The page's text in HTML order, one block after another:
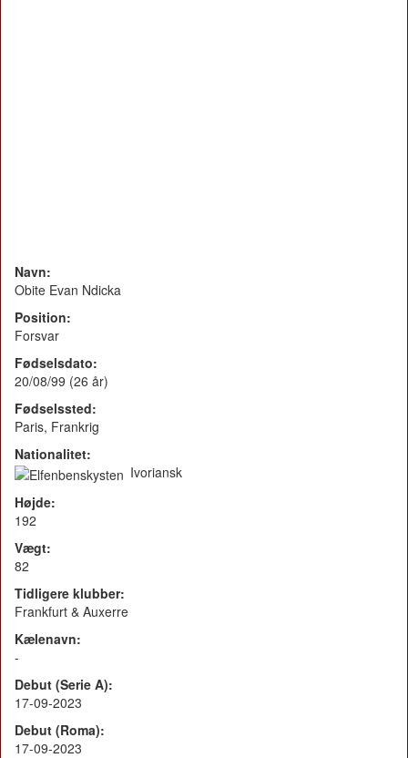
Navn:
Obite Evan Ndicka
Position:
Forsvar
Fødselsdato:
20/08/99 (26 år)
Fødselssted:
Paris, Frankrig
Nationalitet:
Ivoriansk
Højde:
192
Vægt:
82
Tidligere klubber:
Frankfurt & Auxerre
Kælenavn:
-
Debut (Serie A):
17-09-2023
Debut (Roma):
17-09-2023